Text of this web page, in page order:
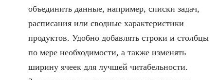
объединить данные, например, списки задач,
расписания или сводные характеристики
продуктов. Удобно добавлять строки и столбцы
по мере необходимости, а также изменять
ширину ячеек для лучшей читабельности.